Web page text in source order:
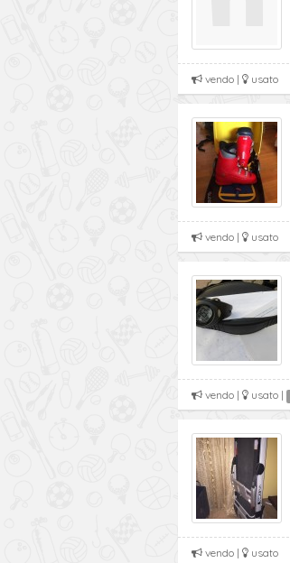
vendo | usato
vendo | usato
vendo | usato |
vendo | usato